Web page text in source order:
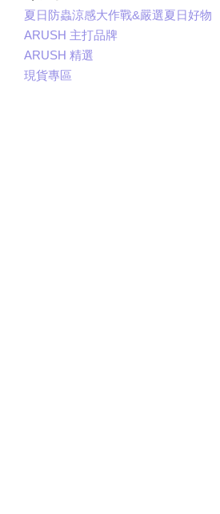
夏日防蟲涼感大作戰&嚴選夏日好物
ARUSH 主打品牌
ARUSH 精選
現貨專區